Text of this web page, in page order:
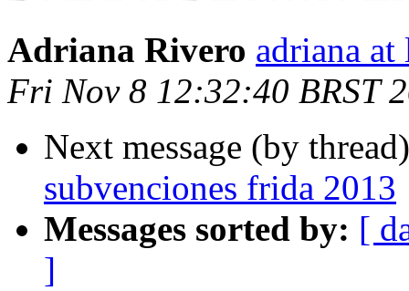
Adriana Rivero adriana
Fri Nov 8 12:32:40 BRST
Next message (by
subvenciones frida 2013
Messages sorted by: [
]